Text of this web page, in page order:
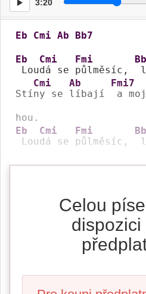
3:20
Eb Cmi Ab Bb7
Eb
Lou
Cmi
dá se
Fmi
půlměsíc,
Stí
Cmi
ny se
Ab
líbají
Fmi7
a
Eb
Lou
Cmi
dá se
Fmi
půlměsíc,
Celou
dispozici